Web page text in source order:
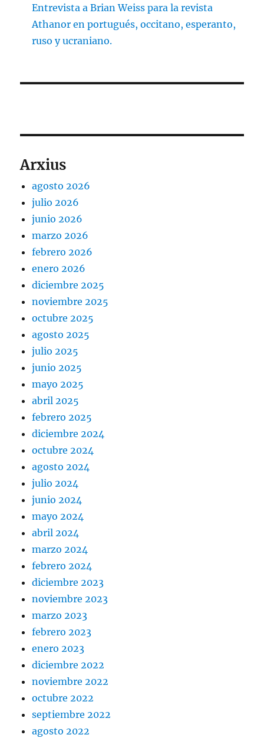
Entrevista a Brian Weiss para la revista
Athanor en portugués, occitano, esperanto,
ruso y ucraniano.
Arxius
agosto 2026
julio 2026
junio 2026
marzo 2026
febrero 2026
enero 2026
diciembre 2025
noviembre 2025
octubre 2025
agosto 2025
julio 2025
junio 2025
mayo 2025
abril 2025
febrero 2025
diciembre 2024
octubre 2024
agosto 2024
julio 2024
junio 2024
mayo 2024
abril 2024
marzo 2024
febrero 2024
diciembre 2023
noviembre 2023
marzo 2023
febrero 2023
enero 2023
diciembre 2022
noviembre 2022
octubre 2022
septiembre 2022
agosto 2022